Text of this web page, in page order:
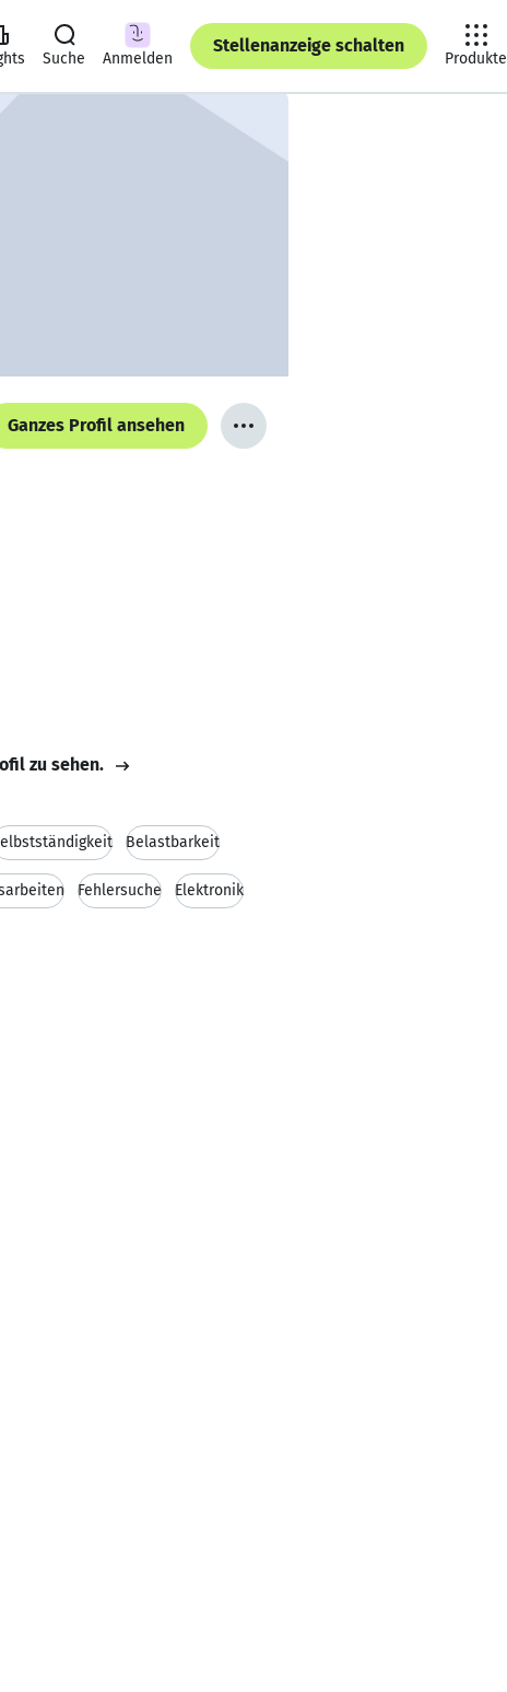
Suche Anmelden
Stellenanzeige schalten
Produkte
Ganzes Profil ansehen
zu sehen.
Belastbarkeit
Fehlersuche Elektronik